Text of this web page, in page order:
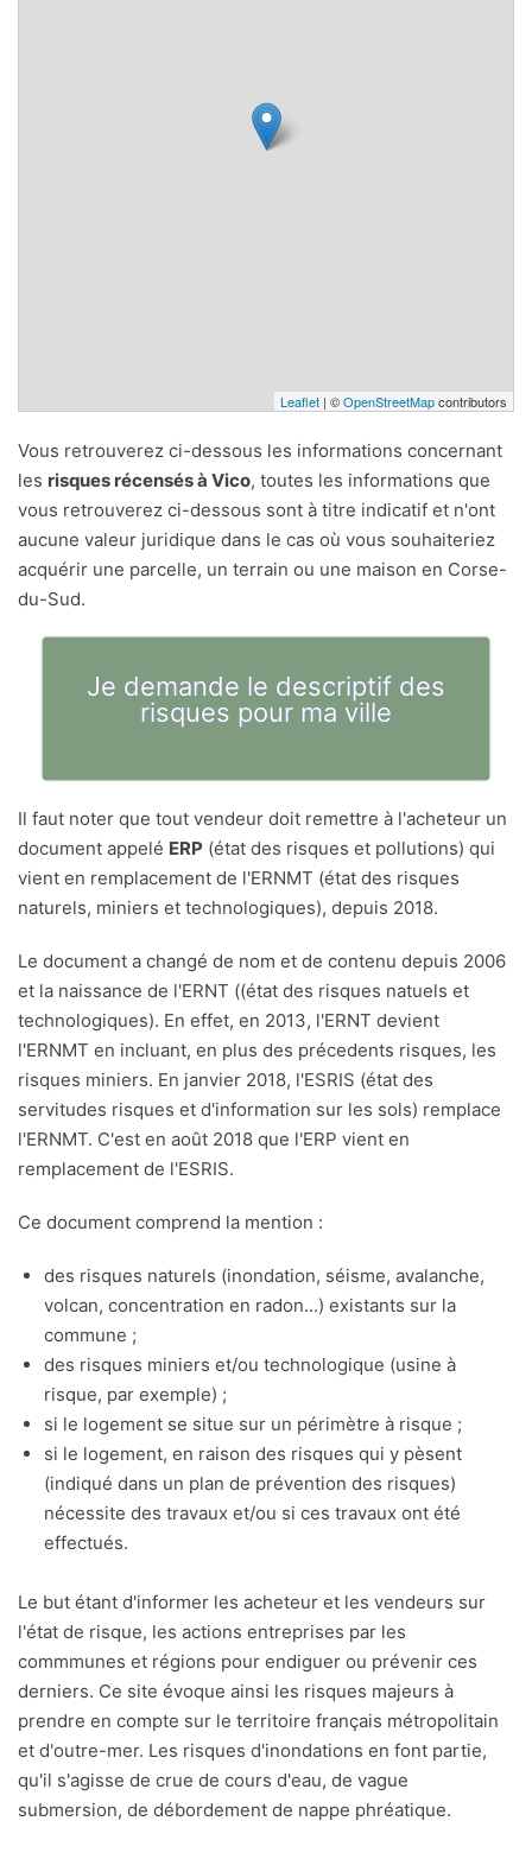
Leaflet | ©OpenStreetMapcontributors
Vous retrouverez ci-dessous les informations concernant
les risques récensés à Vico, toutes les informations que
vous retrouverez ci-dessous sont à titre indicatif et n'ont
aucune valeur juridique dans le cas où vous souhaiteriez
acquérir une parcelle, un terrain ou une maison en Corse-
du-Sud.
Je demande le descriptif des
risques pour ma ville
Il faut noter que tout vendeur doit remettre à l'acheteur un
document appelé ERP (état des risques et pollutions) qui
vient en remplacement de l'ERNMT (état des risques
naturels, miniers et technologiques), depuis 2018.
Le document a changé de nom et de contenu depuis 2006
et la naissance de l'ERNT ((état des risques natuels et
technologiques). En effet, en 2013, l'ERNT devient
l'ERNMT en incluant, en plus des précedents risques, les
risques miniers. En janvier 2018, l'ESRIS (état des
servitudes risques et d'information sur les sols) remplace
l'ERNMT. C'est en août 2018 que l'ERP vient en
remplacement de l'ESRIS.
Ce document comprend la mention :
des risques naturels (inondation, séisme, avalanche,
volcan, concentration en radon...) existants sur la
commune ;
des risques miniers et/ou technologique (usine à
risque, par exemple) ;
si le logement se situe sur un périmètre à risque ;
si le logement, en raison des risques qui y pèsent
(indiqué dans un plan de prévention des risques)
nécessite des travaux et/ou si ces travaux ont été
effectués.
Le but étant d'informer les acheteur et les vendeurs sur
l'état de risque, les actions entreprises par les
commmunes et régions pour endiguer ou prévenir ces
derniers. Ce site évoque ainsi les risques majeurs à
prendre en compte sur le territoire français métropolitain
et d'outre-mer. Les risques d'inondations en font partie,
qu'il s'agisse de crue de cours d'eau, de vague
submersion, de débordement de nappe phréatique.